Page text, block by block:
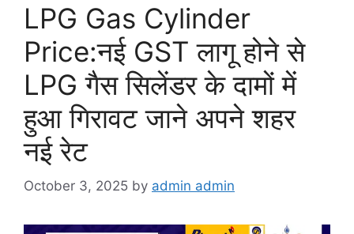
LPG Gas Cylinder
Price:नई GST लागू होने से
LPG गैस सिलेंडर के दामों में
हुआ गिरावट जाने अपने शहर
नई रेट
October 3, 2025 by admin admin